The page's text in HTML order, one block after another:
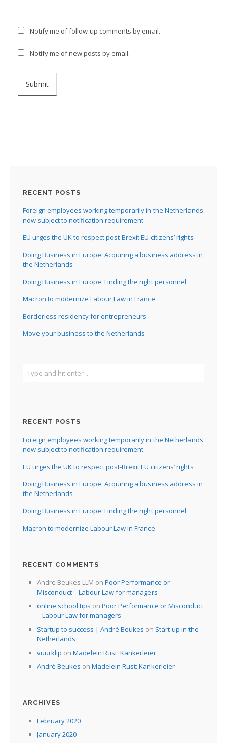
Notify me of follow-up comments by email.
Notify me of new posts by email.
RECENT POSTS
Foreign employees working temporarily in the Netherlands
now subject to notification requirement
EU urges the UK to respect post-Brexit EU citizens’ rights
Doing Business in Europe: Acquiring a business address in
the Netherlands
Doing Business in Europe: Finding the right personnel
Macron to modernize Labour Law in France
Borderless residency for entrepreneurs
Move your business to the Netherlands
RECENT POSTS
Foreign employees working temporarily in the Netherlands
now subject to notification requirement
EU urges the UK to respect post-Brexit EU citizens’ rights
Doing Business in Europe: Acquiring a business address in
the Netherlands
Doing Business in Europe: Finding the right personnel
Macron to modernize Labour Law in France
RECENT COMMENTS
Andre Beukes LLM on Poor Performance or
Misconduct – Labour Law for managers
online school tips on Poor Performance or Misconduct
– Labour Law for managers
Startup to success | André Beukes on Start-up in the
Netherlands
vuurklip on Madelein Rust: Kankerleier
André Beukes on Madelein Rust: Kankerleier
ARCHIVES
February 2020
January 2020